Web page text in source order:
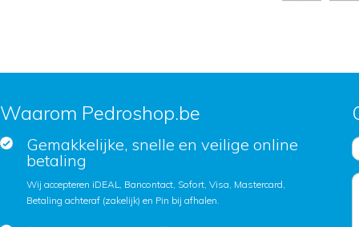
Waarom Pedroshop.be
Gemakkelijke, snelle en veilige online
betaling
Wij accepteren iDEAL, Bancontact, Sofort, Visa, Mastercard,
Betaling achteraf (zakelijk) en Pin bij afhalen.